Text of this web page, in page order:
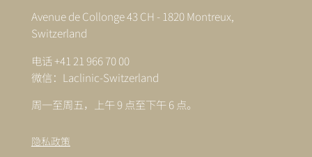
Avenue de Collonge 43 CH - 1820 Montreux,
Switzerland
电话 +41 21 966 70 00
微信：Laclinic-Switzerland
周一至周五，上午 9 点至下午 6 点。
隐私政策